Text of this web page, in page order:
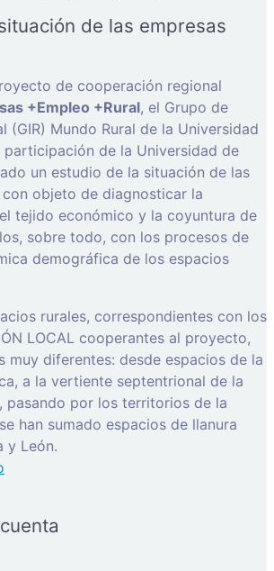
de las empresas
de cooperación regional
+Empleo +Rural, el Grupo de
(GIR) Mundo Rural de la Universidad
participación de la Universidad de
un estudio de la situación de las
con objeto de diagnosticar la
tejido económico y la coyuntura de
sobre todo, con los procesos de
demográfica de los espacios
rurales, correspondientes con los
LOCAL cooperantes al proyecto,
muy diferentes: desde espacios de la
a la vertiente septentrional de la
pasando por los territorios de la
han sumado espacios de llanura
y León.